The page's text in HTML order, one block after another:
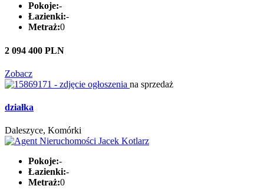
Pokoje:-
Łazienki:-
Metraż:0
2 094 400 PLN
Zobacz
na sprzedaż
działka
Daleszyce, Komórki
Pokoje:-
Łazienki:-
Metraż:0